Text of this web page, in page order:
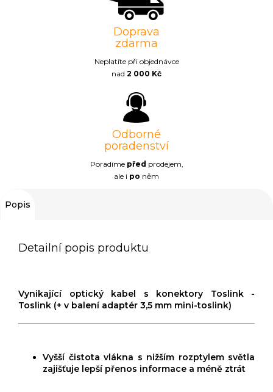
Doprava
zdarma
Neplatíte při objednávce
nad 2 000 Kč
Odborné
poradenství
Poradíme před prodejem,
ale i po něm
Popis
Detailní popis produktu
Vynikající optický kabel s konektory Toslink -
Toslink (+ v balení adaptér 3,5 mm mini-toslink)
Vyšší čistota vlákna s nižším rozptylem světla
zajišťuje lepší přenos informace a méně ztrát